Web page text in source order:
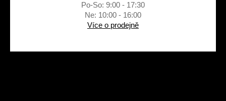
Po-So: 9:00 - 17:30
Ne: 10:00 - 16:00
Více o prodejně